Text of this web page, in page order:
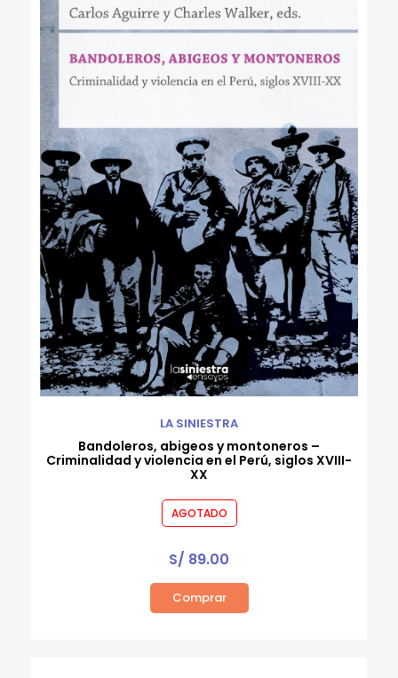
LA SINIESTRA
Bandoleros, abigeos y montoneros –
Criminalidad y violencia en el Perú, siglos XVIII-
XX
AGOTADO
S/ 89.00
Comprar